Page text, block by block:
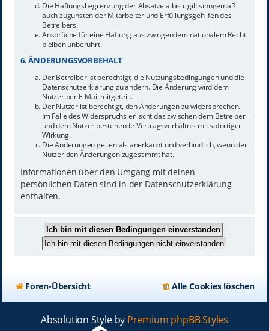
Die Haftungsbegrenzung der Absätze a bis c gilt sinngemäß
auch zugunsten der Mitarbeiter und Erfüllungsgehilfen des
Betreibers.
Ansprüche für eine Haftung aus zwingendem nationalem Recht
bleiben unberührt.
6. ÄNDERUNGSVORBEHALT
Der Betreiber ist berechtigt, die Nutzungsbedingungen und die
Datenschutzerklärung zu ändern. Die Änderung wird dem
Nutzer per E-Mail mitgeteilt.
Der Nutzer ist berechtigt, den Änderungen zu widersprechen.
Im Falle des Widerspruchs erlischt das zwischen dem Betreiber
und dem Nutzer bestehende Vertragsverhältnis mit sofortiger
Wirkung.
Die Änderungen gelten als anerkannt und verbindlich, wenn der
Nutzer den Änderungen zugestimmt hat.
Informationen über den Umgang mit deinen
persönlichen Daten sind in der Datenschutzerklärung
enthalten.
Foren-Übersicht Alle Cookies löschen
Absolution Style by Premium phpBB Styles